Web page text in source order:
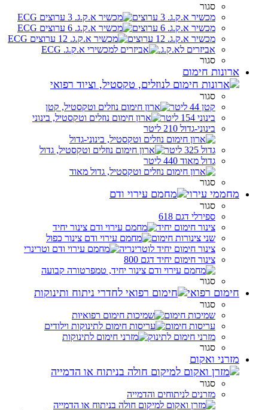
סגור
מכשיר א.ק.ג. 3 ערוצים
מכשיר א.ק.ג. 6 ערוצים
מכשיר א.ק.ג. 12 ערוצים
אביזרים לא.ק.ג.
סגור
ארונות חימום
סגור
קטן 44 ליטר
בינוני 154 ליטר
בינוני-גדול 210 ליטר
גדול 325 ליטר
גדול מאוד 440 ליטר
סגור
מחממי עירוי
סגור
ספירלי דגם 618
צינור חימום יחיד
שני צינורות חימום
צינור חימום יחיד לוטרינריה
צינור חימום יחיד דגם 800
סגור
חימום רפואי
סגור
שמיכות חימום
עריסות חימום
מזרני חימום לתינוק
סגור
מזרני ואקום
סגור
מזרנים לניתוחים והדמייה